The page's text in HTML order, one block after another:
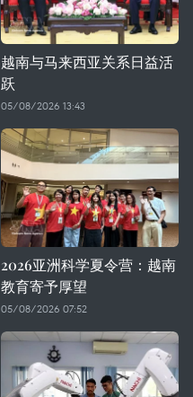
越南与马来西亚关系日益活
跃
05/08/2026 13:43
2026亚洲科学夏令营：越南
教育寄予厚望
05/08/2026 07:52